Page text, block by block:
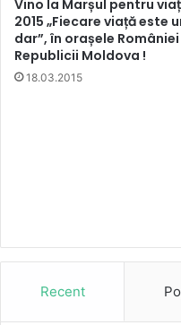
Vino la Marșul pentru
2015 „Fiecare viață este
dar”, în orașele României
Republicii Moldova !
18.03.2015
Recent